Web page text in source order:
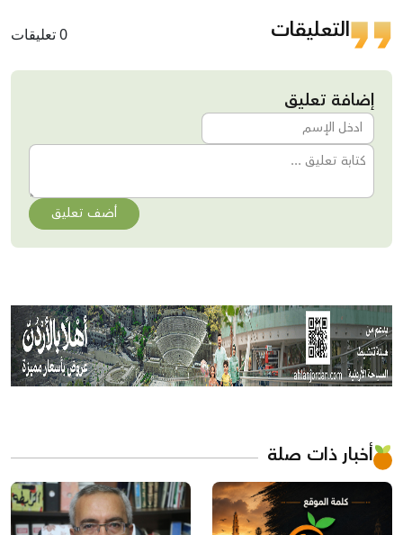
التعليقات 0 تعليقات
إضافة تعليق
أضف تعليق
أخبار ذات صلة